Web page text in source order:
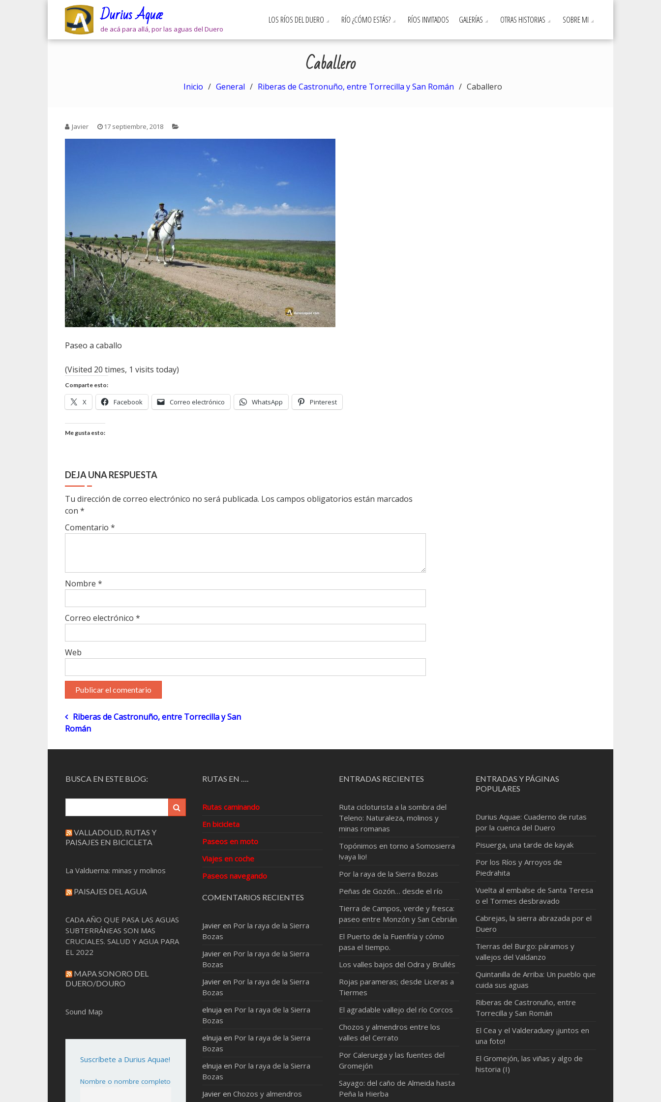
Durius Aquæ
de acá para allá, por las aguas del Duero
LOS RÍOS DEL DUERO RÍO ¿CÓMO ESTÁS? RÍOS INVITADOS GALERÍAS OTRAS HISTORIAS SOBRE MI
Caballero
Inicio General Riberas de Castronuño, entre Torrecilla y San Román Caballero
Javier 17 septiembre, 2018
Paseo a caballo
(Visited 20 times, 1 visits today)
Comparte esto:
X Facebook Correo electrónico WhatsApp Pinterest
Me gusta esto:
DEJA UNA RESPUESTA
Tu dirección de correo electrónico no será publicada. Los campos obligatorios están marcados
con *
Comentario *
Nombre *
Correo electrónico *
Web
Navegación
Riberas de Castronuño, entre Torrecilla y San
Román
BUSCA EN ESTE BLOG:
VALLADOLID, RUTAS Y
PAISAJES EN BICICLETA
La Valduerna: minas y molinos
PAISAJES DEL AGUA
CADA AÑO QUE PASA LAS AGUAS
SUBTERRÁNEAS SON MAS
CRUCIALES. SALUD Y AGUA PARA
EL 2022
MAPA SONORO DEL
DUERO/DOURO
Sound Map
Suscríbete a Durius Aquae!
Nombre o nombre completo
RUTAS EN ….
Rutas caminando
En bicicleta
Paseos en moto
Viajes en coche
Paseos navegando
COMENTARIOS RECIENTES
Javier en Por la raya de la Sierra
Bozas
Javier en Por la raya de la Sierra
Bozas
Javier en Por la raya de la Sierra
Bozas
elnuja en Por la raya de la Sierra
Bozas
elnuja en Por la raya de la Sierra
Bozas
elnuja en Por la raya de la Sierra
Bozas
Javier enChozos y almendros
ENTRADAS RECIENTES
Ruta cicloturista a la sombra del
Teleno: Naturaleza, molinos y
minas romanas
Topónimos en torno a Somosierra
!vaya lio!
Por la raya de la Sierra Bozas
Peñas de Gozón… desde el río
Tierra de Campos, verde y fresca:
paseo entre Monzón y San Cebrián
El Puerto de la Fuenfría y cómo
pasa el tiempo.
Los valles bajos del Odra y Brullés
Rojas parameras; desde Liceras a
Tiermes
El agradable vallejo del río Corcos
Chozos y almendros entre los
valles del Cerrato
Por Caleruega y las fuentes del
Gromejón
Sayago: del caño de Almeida hasta
Peña la Hierba
ENTRADAS Y PÁGINAS
POPULARES
Durius Aquae: Cuaderno de rutas
por la cuenca del Duero
Pisuerga, una tarde de kayak
Por los Ríos y Arroyos de
Piedrahita
Vuelta al embalse de Santa Teresa
o el Tormes desbravado
Cabrejas, la sierra abrazada por el
Duero
Tierras del Burgo: páramos y
vallejos del Valdanzo
Quintanilla de Arriba: Un pueblo que
cuida sus aguas
Riberas de Castronuño, entre
Torrecilla y San Román
El Cea y el Valderaduey ¡juntos en
una foto!
El Gromejón, las viñas y algo de
historia (I)